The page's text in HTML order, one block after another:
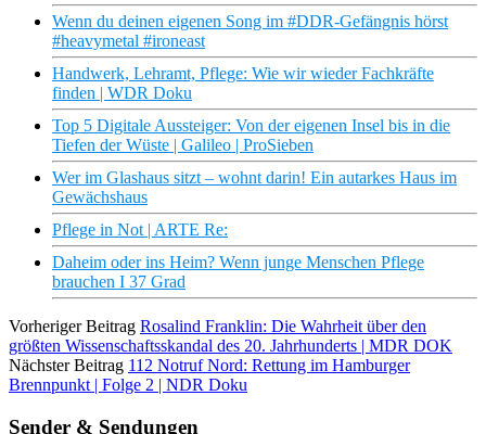
Wenn du deinen eigenen Song im #DDR-Gefängnis hörst
#heavymetal #ironeast
Handwerk, Lehramt, Pflege: Wie wir wieder Fachkräfte
finden | WDR Doku
Top 5 Digitale Aussteiger: Von der eigenen Insel bis in die
Tiefen der Wüste | Galileo | ProSieben
Wer im Glashaus sitzt – wohnt darin! Ein autarkes Haus im
Gewächshaus
Pflege in Not | ARTE Re:
Daheim oder ins Heim? Wenn junge Menschen Pflege
brauchen I 37 Grad
Vorheriger Beitrag Rosalind Franklin: Die Wahrheit über den
größten Wissenschaftsskandal des 20. Jahrhunderts | MDR DOK
Nächster Beitrag 112 Notruf Nord: Rettung im Hamburger
Brennpunkt | Folge 2 | NDR Doku
Sender & Sendungen